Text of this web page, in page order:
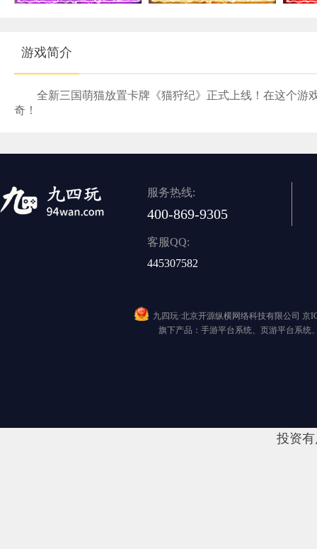
游戏简介
全新三国萌猫放置卡牌《猫狩纪》正式上线！在这个游
奇！
服务热线:
400-869-9305
客服QQ:
445307582
九四玩·北京开源纵横网络科技有限公司 京
旗下产品：手游平台系统、页游平台系统
投资